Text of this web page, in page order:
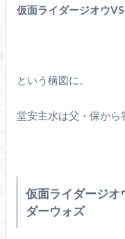
仮面ライダージオウ
という構図に。
堂安主水は父・保から
仮面ライダージオ
ダーウォズ